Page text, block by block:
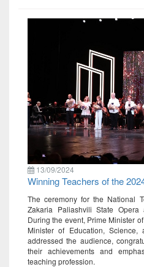
13/09/2024
Winning Teachers of the
The ceremony for the National
Zakaria Paliashvili State
During the event, Prime Minister
Minister of Education, Science,
addressed the audience,
their achievements and
teaching profession.